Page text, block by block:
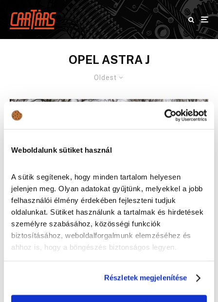
Weboldalunk sütiket használ
A sütik segítenek, hogy minden tartalom helyesen
jelenjen meg. Olyan adatokat gyűjtünk, melyekkel a jobb
felhasználói élmény érdekében fejleszteni tudjuk
oldalunkat. Sütiket használunk a tartalmak és hirdetések
személyre szabásához, közösségi funkciók
biztosításához, weboldalforgalmunk elemzéséhez és
ahhoz is, hogy a böngészés biztonságos legyen.
Részletek megjelenítése
OPEL ASTRA J
Oldest
Erre figyelj, ha Opel Astra J-t (2009-2018)